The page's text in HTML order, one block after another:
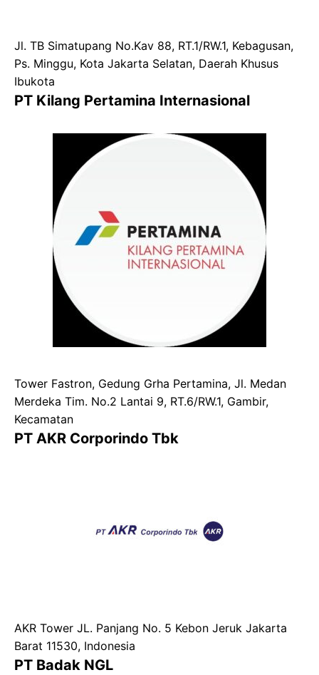
Jl. TB Simatupang No.Kav 88, RT.1/RW.1, Kebagusan,
Ps. Minggu, Kota Jakarta Selatan, Daerah Khusus
Ibukota
PT Kilang Pertamina Internasional
Tower Fastron, Gedung Grha Pertamina, Jl. Medan
Merdeka Tim. No.2 Lantai 9, RT.6/RW.1, Gambir,
Kecamatan
PT AKR Corporindo Tbk
AKR Tower JL. Panjang No. 5 Kebon Jeruk Jakarta
Barat 11530, Indonesia
PT Badak NGL